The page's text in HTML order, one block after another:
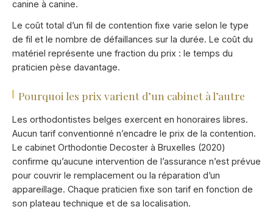
canine à canine.
Le coût total d’un fil de contention fixe varie selon le type
de fil et le nombre de défaillances sur la durée. Le coût du
matériel représente une fraction du prix : le temps du
praticien pèse davantage.
Pourquoi les prix varient d’un cabinet à l’autre
Les orthodontistes belges exercent en honoraires libres.
Aucun tarif conventionné n’encadre le prix de la contention.
Le cabinet Orthodontie Decoster à Bruxelles (2020)
confirme qu’aucune intervention de l’assurance n’est prévue
pour couvrir le remplacement ou la réparation d’un
appareillage. Chaque praticien fixe son tarif en fonction de
son plateau technique et de sa localisation.